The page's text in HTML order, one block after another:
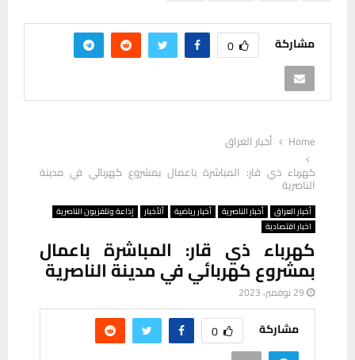
مشاركة 0
Home
أخبار العراق
كهرباء ذي قار: المباشرة باعمال بمشروع كهربائي في مدينة
الناصرية
أخبار العراق أخبار الناصرية أخبار رياضية ألأخبار
إذاعة وتلفزيون الناصرية
اخبار اقتصادية
كهرباء ذي قار: المباشرة باعمال
بمشروع كهربائي في مدينة الناصرية
29 نوفمبر، 2023
مشاركة 0